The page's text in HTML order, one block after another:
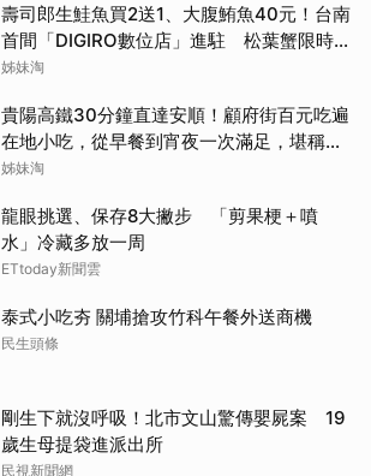
壽司郎生鮭魚買2送1、大腹鮪魚40元！台南
首間「DIGIRO數位店」進駐 松葉蟹限時上
桌
姊妹淘
貴陽高鐵30分鐘直達安順！顧府街百元吃遍
在地小吃，從早餐到宵夜一次滿足，堪稱貴
州「小吃王國」
姊妹淘
龍眼挑選、保存8大撇步 「剪果梗＋噴
水」冷藏多放一周
ETtoday新聞雲
泰式小吃夯 關埔搶攻竹科午餐外送商機
民生頭條
剛生下就沒呼吸！北市文山驚傳嬰屍案 19
歲生母提袋進派出所
民視新聞網